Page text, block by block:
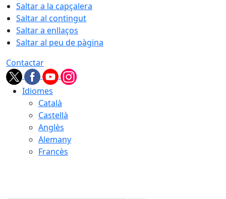
Saltar a la capçalera
Saltar al contingut
Saltar a enllaços
Saltar al peu de pàgina
Contactar
Idiomes
Català
Castellà
Anglès
Alemany
Francès